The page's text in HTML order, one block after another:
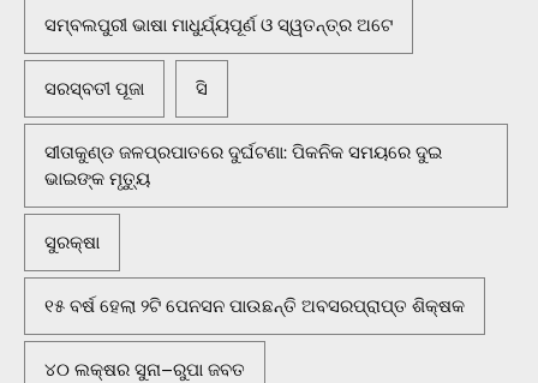
ସମ୍ବଲପୁରୀ ଭାଷା ମାଧୁର୍ଯ୍ୟପୂର୍ଣ ଓ ସ୍ୱତନ୍ତ୍ର ଅଟେ
ସରସ୍ବତୀ ପୂଜା ସି
ସୀତାକୁଣ୍ଡ ଜଳପ୍ରପାତରେ ଦୁର୍ଘଟଣା: ପିକନିକ ସମୟରେ ଦୁଇ
ଭାଇଙ୍କ ମୃତ୍ୟୁ
ସୁରକ୍ଷା
୧୫ ବର୍ଷ ହେଲା ୨ଟି ପେନସନ ପାଉଛନ୍ତି ଅବସରପ୍ରାପ୍ତ ଶିକ୍ଷକ
୪୦ ଲକ୍ଷର ସୁନା–ରୁପା ଜବତ